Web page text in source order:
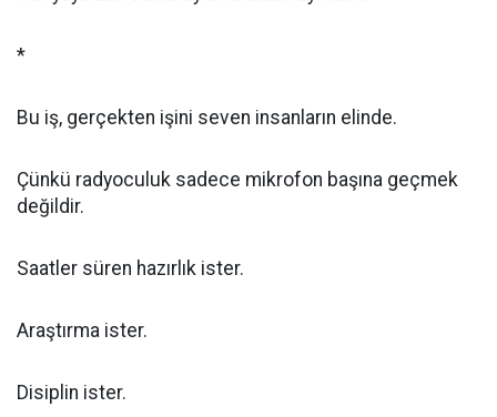
*
Bu iş, gerçekten işini seven insanların elinde.
Çünkü radyoculuk sadece mikrofon başına geçmek
değildir.
Saatler süren hazırlık ister.
Araştırma ister.
Disiplin ister.